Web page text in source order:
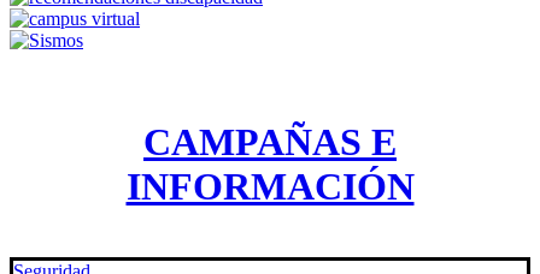
CAMPAÑAS E
INFORMACIÓN